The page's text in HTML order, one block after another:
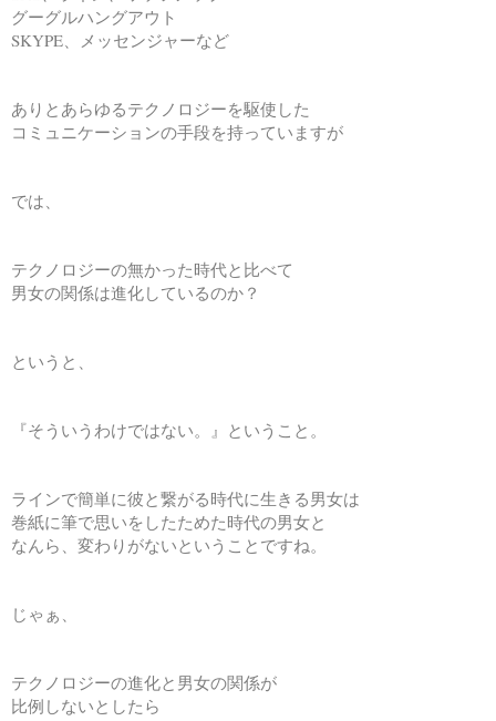
グーグルハングアウト
SKYPE、メッセンジャーなど
ありとあらゆるテクノロジーを駆使した
コミュニケーションの手段を持っていますが
では、
テクノロジーの無かった時代と比べて
男女の関係は進化しているのか？
というと、
『そういうわけではない。』ということ。
ラインで簡単に彼と繋がる時代に生きる男女は
巻紙に筆で思いをしたためた時代の男女と
なんら、変わりがないということですね。
じゃぁ、
テクノロジーの進化と男女の関係が
比例しないとしたら